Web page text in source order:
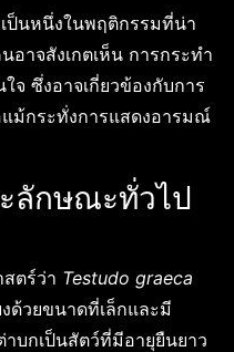
ป็นหนึ่งในพฤติกรรมที่น่า
อาจสังเกตเห็น การกระทำ
จ ซึ่งอาจเกี่ยวข้องกับการ
ม้กระทั่งการแสดงอารมณ์
ลักษณะทั่วไป
ตร์ว่า Testudo graeca
ด้วยขนาดที่เล็กและมี
บกเป็นสัตว์ที่มีอายุยืนยาว